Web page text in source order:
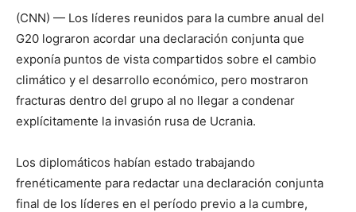
(CNN) — Los líderes reunidos para la cumbre anual del
G20 lograron acordar una declaración conjunta que
exponía puntos de vista compartidos sobre el cambio
climático y el desarrollo económico, pero mostraron
fracturas dentro del grupo al no llegar a condenar
explícitamente la invasión rusa de Ucrania.
Los diplomáticos habían estado trabajando
frenéticamente para redactar una declaración conjunta
final de los líderes en el período previo a la cumbre,